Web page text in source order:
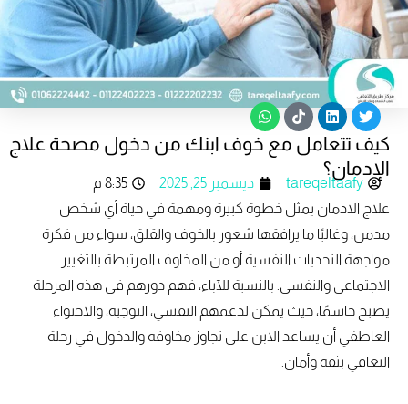
T
w
i
t
t
e
L
i
n
e
d
n
T
i
t
k
W
h
a
t
a
p
كيف تتعامل مع خوف ابنك من دخول مصحة علاج
الإدمان؟
tareqeltaafy ديسمبر 25, 2025
8:35 م
علاج الادمان يمثل خطوة كبيرة ومهمة في حياة أي شخص
مدمن، وغالبًا ما يرافقها شعور بالخوف والقلق، سواء من فكرة
مواجهة التحديات النفسية أو من المخاوف المرتبطة بالتغيير
الاجتماعي والنفسي. بالنسبة للآباء، فهم دورهم في هذه المرحلة
يصبح حاسمًا، حيث يمكن لدعمهم النفسي، التوجيه، والاحتواء
العاطفي أن يساعد الابن على تجاوز مخاوفه والدخول في رحلة
التعافي بثقة وأمان.